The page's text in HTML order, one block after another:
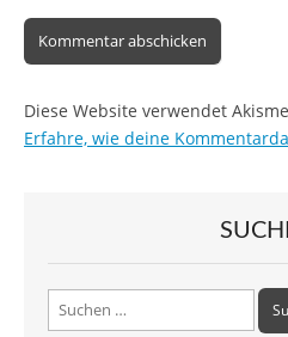
Diese Website verwendet
Erfahre, wie deine
Suchen